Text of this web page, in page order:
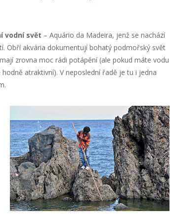
vodní svět – Aquário da Madeira, jenž se nachází
Obří akvária dokumentují bohatý podmořský svět
zrovna moc rádi potápění (ale pokud máte vodu
atraktivní). V neposlední řadě je tu i jedna